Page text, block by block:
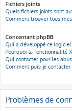
Fichiers joints
Quels fichiers joints sont
Comment trouver tous
Concernant phpBB
Qui a développé ce
Pourquoi la fonctionnalité
Qui contacter pour les
Comment puis-je
Problèmes de